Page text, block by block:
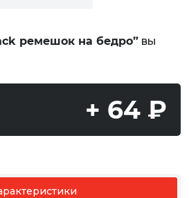
ремешок на бедро” вы
+ 64 ₽